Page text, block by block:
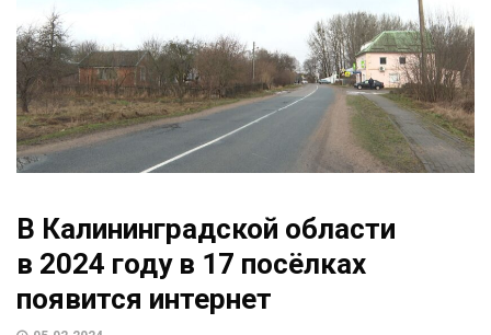
В Калининградской области
в 2024 году в 17 посёлках
появится интернет